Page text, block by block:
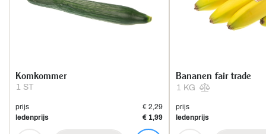
1 ST
Komkommer
prijs
€ 2,29
ledenprijs
€ 1,99
1 KG
Bananen fair trade
prijs
ledenprijs